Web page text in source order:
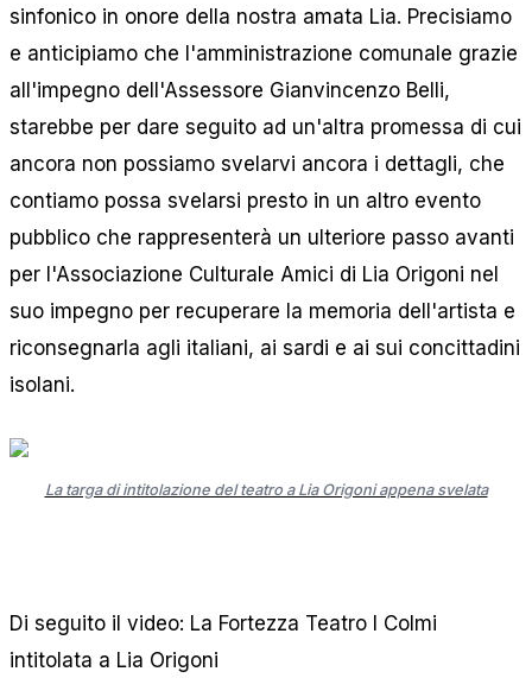
sinfonico in onore della nostra amata Lia. Precisiamo
e anticipiamo che l'amministrazione comunale grazie
all'impegno dell'Assessore Gianvincenzo Belli,
starebbe per dare seguito ad un'altra promessa di cui
ancora non possiamo svelarvi ancora i dettagli, che
contiamo possa svelarsi presto in un altro evento
pubblico che rappresenterà un ulteriore passo avanti
per l'Associazione Culturale Amici di Lia Origoni nel
suo impegno per recuperare la memoria dell'artista e
riconsegnarla agli italiani, ai sardi e ai sui concittadini
isolani.
La targa di intitolazione del teatro a Lia Origoni appena svelata
Di seguito il video: La Fortezza Teatro I Colmi
intitolata a Lia Origoni